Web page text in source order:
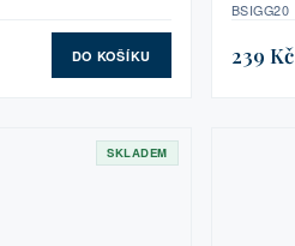
DO KOŠÍKU
BSIGG20
239 Kč
SKLADEM